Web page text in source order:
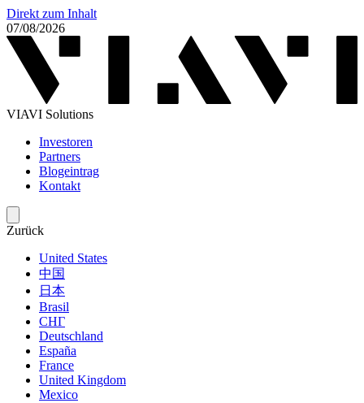
Direkt zum Inhalt
07/08/2026
VIAVI Solutions
Investoren
Partners
Blogeintrag
Kontakt
Zurück
United States
中国
日本
Brasil
СНГ
Deutschland
España
France
United Kingdom
Mexico